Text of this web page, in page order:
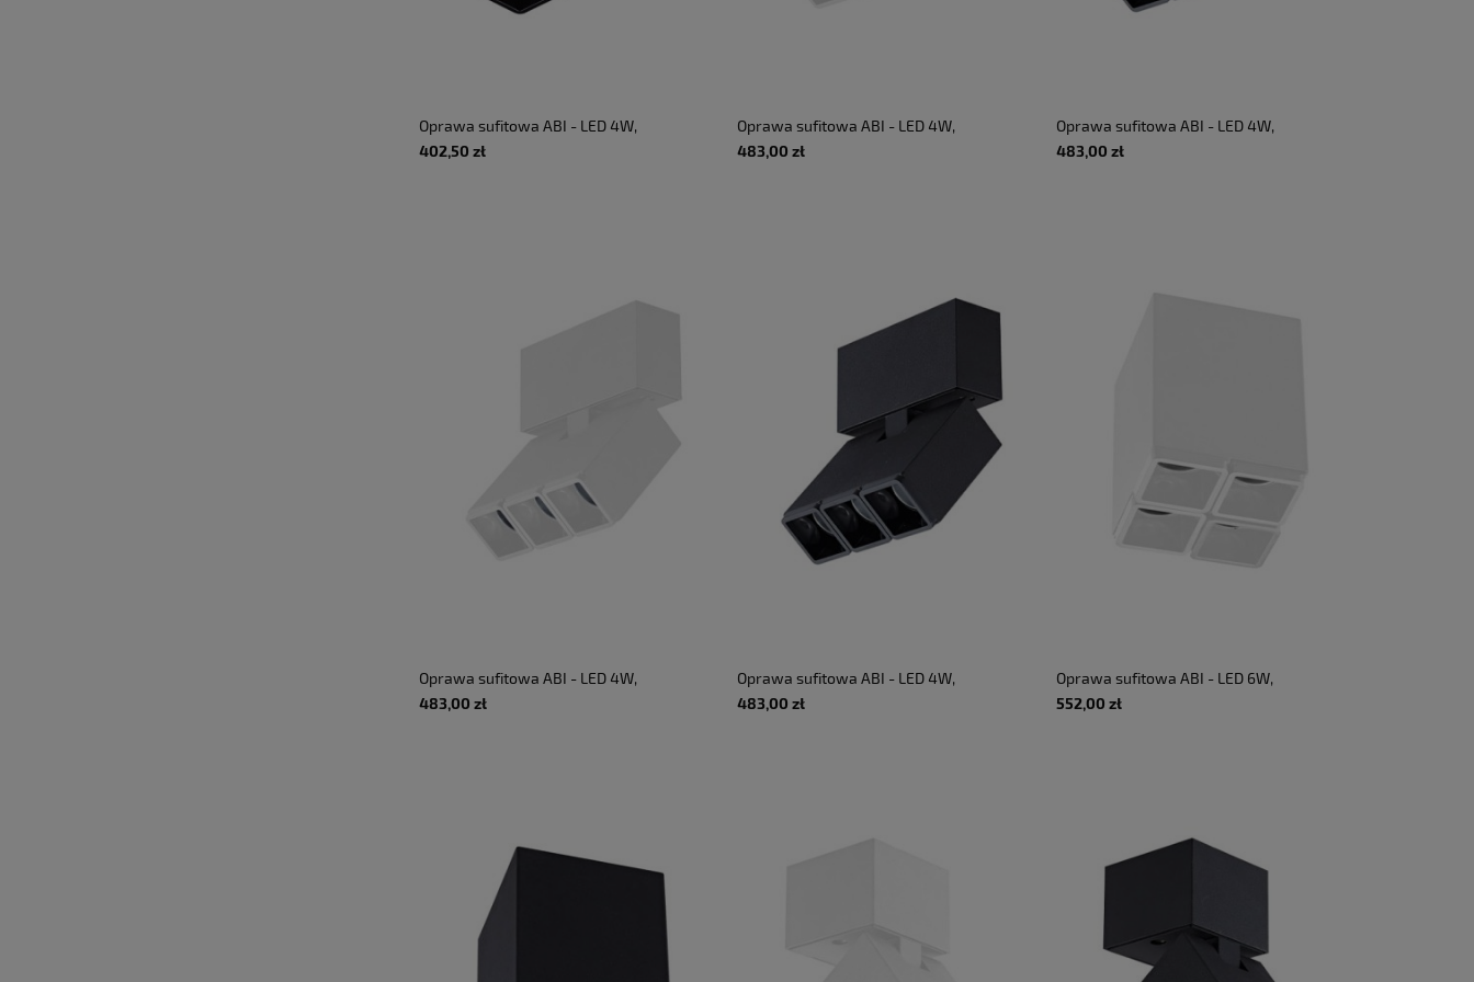
Oprawa sufitowa ABI - LED 4W,
220-240V, 4000K, 626lm, 8°,
402,50 zł
Oprawa sufitowa ABI - LED 4W,
3000K, 535lm, 8°, CRI>90, 9,1x11cm,
483,00 zł
Oprawa sufitowa ABI - LED 4W,
3000K, 535lm, 8°, CRI>90, 9,1x11cm,
483,00 zł
Oprawa sufitowa ABI - LED 4W,
4000K, 510lm, 8°, CRI>90, 9,1x11cm,
483,00 zł
Oprawa sufitowa ABI - LED 4W,
4000K, 510lm, 8°, CRI>90, 9,1x11cm,
483,00 zł
Oprawa sufitowa ABI - LED 6W,
220-240V, 3000K, 672lm, 8°,
552,00 zł